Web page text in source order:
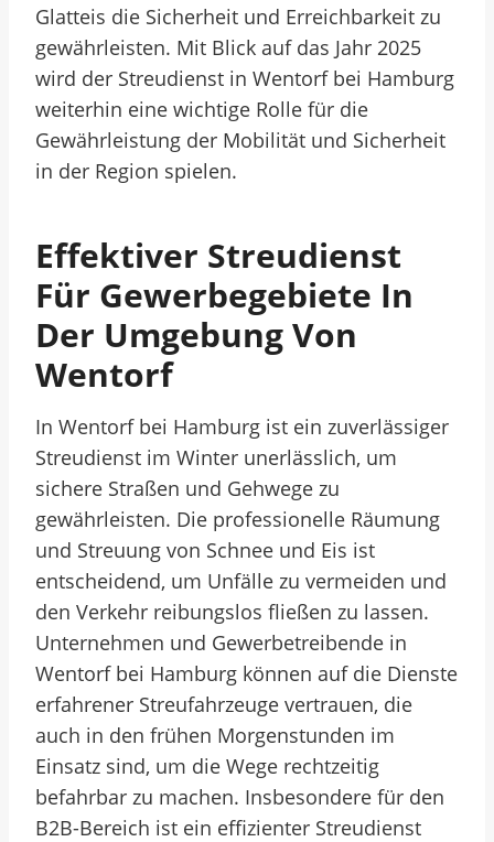
Glatteis die Sicherheit und Erreichbarkeit zu
gewährleisten. Mit Blick auf das Jahr 2025
wird der Streudienst in Wentorf bei Hamburg
weiterhin eine wichtige Rolle für die
Gewährleistung der Mobilität und Sicherheit
in der Region spielen.
Effektiver Streudienst
Für Gewerbegebiete In
Der Umgebung Von
Wentorf
In Wentorf bei Hamburg ist ein zuverlässiger
Streudienst im Winter unerlässlich, um
sichere Straßen und Gehwege zu
gewährleisten. Die professionelle Räumung
und Streuung von Schnee und Eis ist
entscheidend, um Unfälle zu vermeiden und
den Verkehr reibungslos fließen zu lassen.
Unternehmen und Gewerbetreibende in
Wentorf bei Hamburg können auf die Dienste
erfahrener Streufahrzeuge vertrauen, die
auch in den frühen Morgenstunden im
Einsatz sind, um die Wege rechtzeitig
befahrbar zu machen. Insbesondere für den
B2B-Bereich ist ein effizienter Streudienst